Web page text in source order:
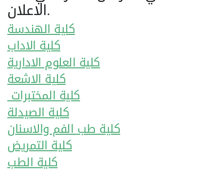
الاعلان.
كلية الهندسة
كلية الاداب
كلية العلوم الادارية
كلية الاشعة
كلية المختبرات
كلية الصيدلة
كلية طب الفم والاسنان
كلية التمريض
كلية الطب